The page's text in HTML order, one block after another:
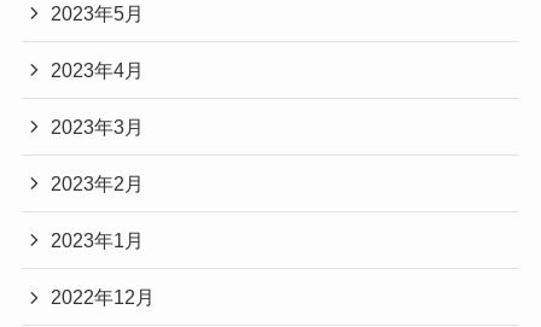
2023年5月
2023年4月
2023年3月
2023年2月
2023年1月
2022年12月